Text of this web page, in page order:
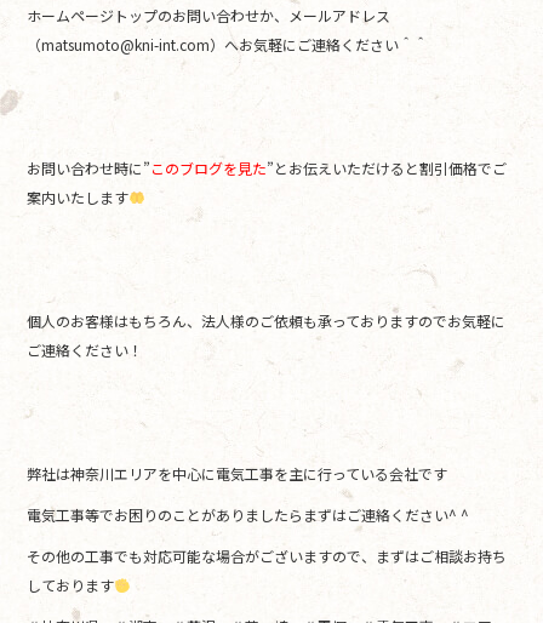
ホームページトップのお問い合わせか、メールアドレス
（matsumoto@kni-int.com）へお気軽にご連絡ください＾＾
お問い合わせ時に”このブログを見た”とお伝えいただけると割引価格でご
案内いたします
個人のお客様はもちろん、法人様のご依頼も承っておりますのでお気軽に
ご連絡ください！
弊社は神奈川エリアを中心に電気工事を主に行っている会社です
電気工事等でお困りのことがありましたらまずはご連絡ください^ ^
その他の工事でも対応可能な場合がございますので、まずはご相談お持ち
しております